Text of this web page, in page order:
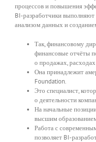
процессов и повышения
BI-разработчики
анализом данных и
Так, финансовому
финансовые отчёты
о продажах,
Она принадлежит
Foundation.
Это специалист,
о деятельности
На начальные
высшим
Работа с
позволяет BI-